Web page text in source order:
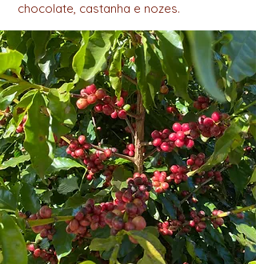
chocolate, castanha e nozes.